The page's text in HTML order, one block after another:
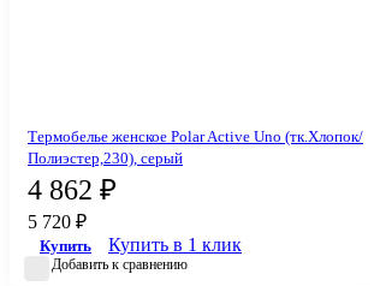
Термобелье женское Polar Active Uno (тк.Хлопок/
Полиэстер,230), серый
4 862 ₽
5 720 ₽
Купить Купить в 1 клик
Добавить к сравнению